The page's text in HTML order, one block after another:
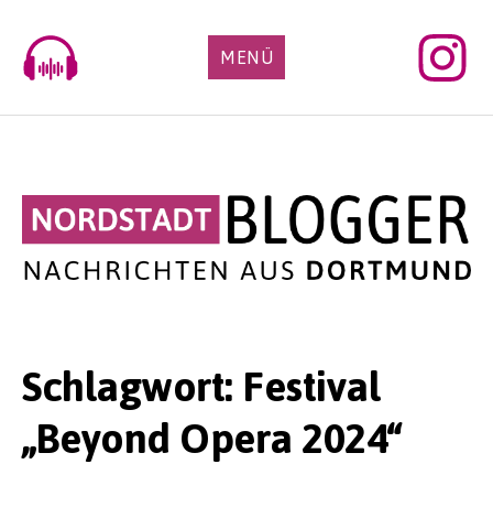
content
MENÜ
Schlagwort: Festival
„Beyond Opera 2024“